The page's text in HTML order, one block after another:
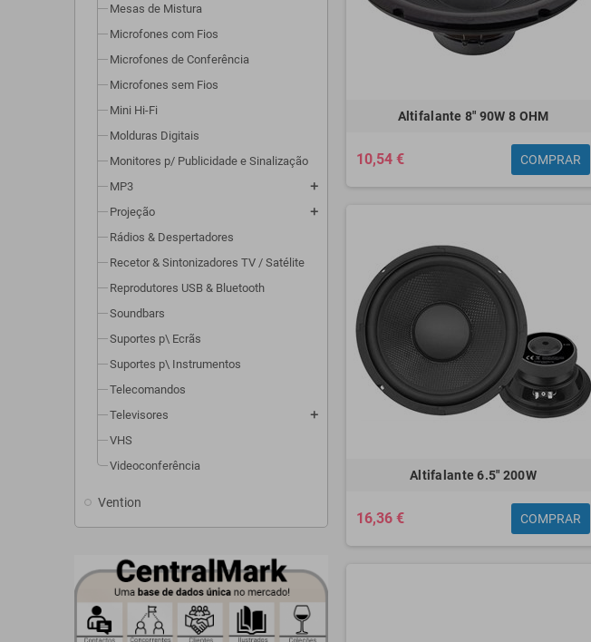
Mesas de Mistura
Microfones com Fios
Microfones de Conferência
Microfones sem Fios
Mini Hi-Fi
Molduras Digitais
Monitores p/ Publicidade e Sinalização
MP3
add
Projeção add
Rádios & Despertadores
Recetor & Sintonizadores TV / Satélite
Reprodutores USB & Bluetooth
Soundbars
Suportes p\ Ecrãs
Suportes p\ Instrumentos
Telecomandos
Televisores
add
VHS
Videoconferência
Vention
Altifalante 8" 90W 8 OHM
10,54 € COMPRAR
Altifalante 6.5" 200W
16,36 € COMPRAR